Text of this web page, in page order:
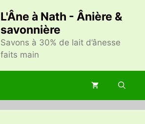
L'Âne à Nath - Ânière &
savonnière
Savons à 30% de lait d’ânesse
faits main